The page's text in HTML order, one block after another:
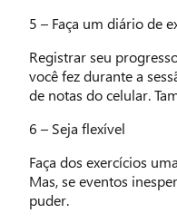
5 – Faça um diário de
Registrar seu
você fez durante a
de notas do celular.
6 – Seja flexível
Faça dos exercícios
Mas, se eventos
puder.